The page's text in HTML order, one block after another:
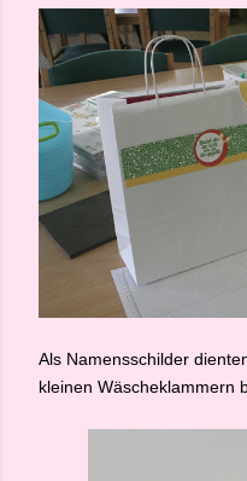
Als Namensschilder
kleinen Wäscheklammern